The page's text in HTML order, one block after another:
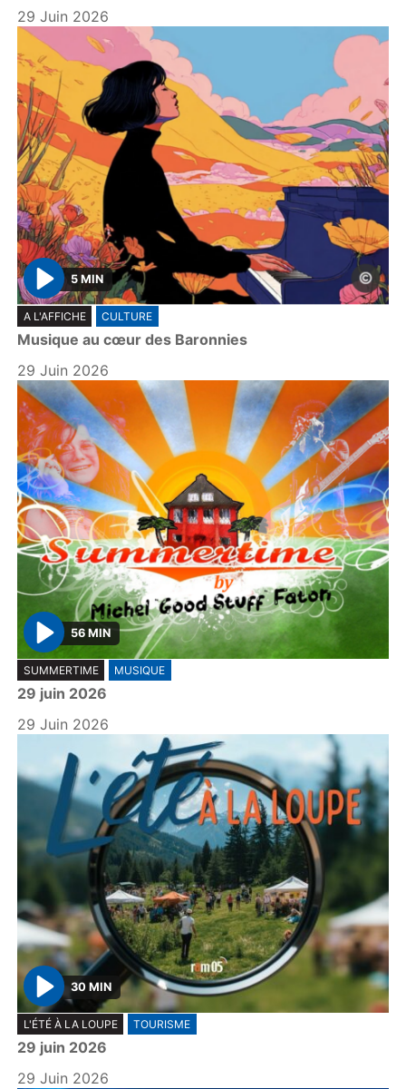
y
29 Juin 2026
P
l
a
y
5 MIN
A L'AFFICHE CULTURE
Musique au cœur des Baronnies
29 Juin 2026
P
l
a
y
56 MIN
SUMMERTIME MUSIQUE
29 juin 2026
29 Juin 2026
P
l
a
y
30 MIN
L'ÉTÉ À LA LOUPE TOURISME
29 juin 2026
29 Juin 2026